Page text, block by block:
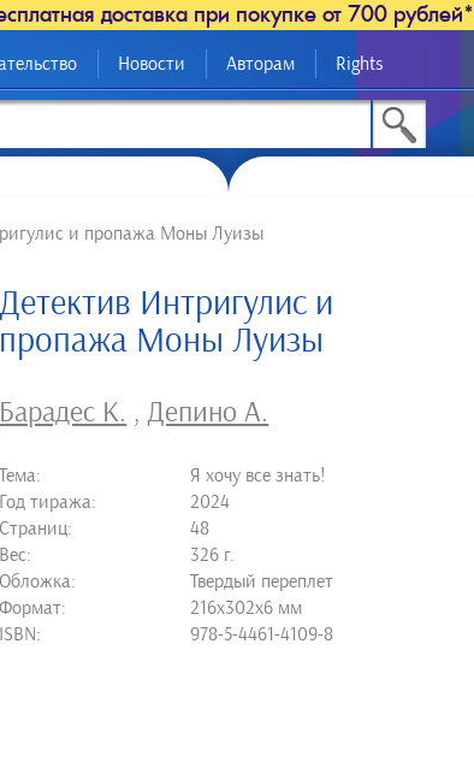
доставка при покупке от 700 рублей*
Новости Авторам Rights
и пропажа Моны Луизы
Детектив Интригулис и
пропажа Моны Луизы
Барадес К. ,Депино А.
Тема:
Я хочу все знать!
Год тиража:
2024
Страниц:
48
Вес:
326 г.
Обложка:
Твердый переплет
Формат:
216х302х6 мм
ISBN:
978-5-4461-4109-8